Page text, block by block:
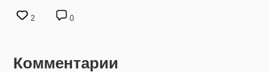
2 0
Комментарии